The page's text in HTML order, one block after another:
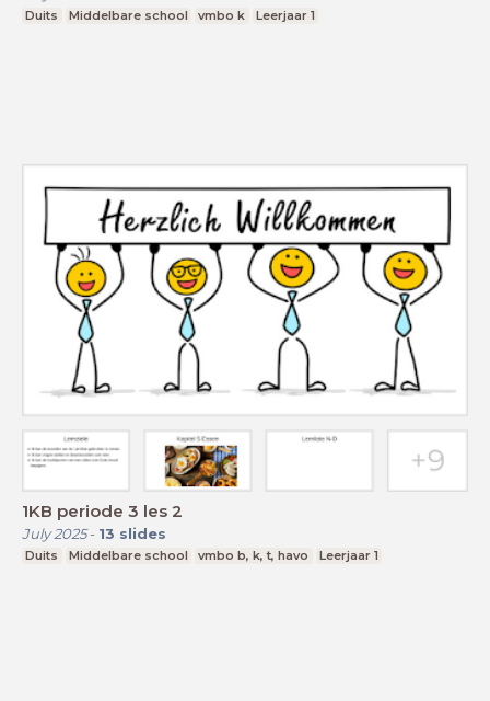
Duits Middelbare school vmbo k Leerjaar 1
1KB periode 3 les 2
July 2025- 13 slides
Duits Middelbare school vmbo b, k, t, havo Leerjaar 1